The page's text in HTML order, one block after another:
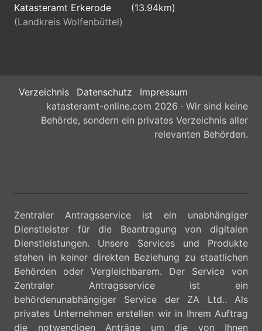
Katasteramt Erkerode
(13.94km)
(Landkreis Wolfenbüttel)
Verzeichnis Datenschutz
Impressum
katasteramt-online.com 2026 · Wir sind keine
Behörde, sondern ein privates Verzeichnis aller
relevanten Behörden.
Zentraler Antragsservice ist ein unabhängiger
Dienstleister für die Beantragung von digitalen
Dienstleistungen. Unsere Services und Produkte
stehen in keiner direkten Beziehung zu staatlichen
Behörden oder Vergleichbarem. Der Service von
Zentraler Antragsservice ist ein
behördenunabhängiger Service der ZA Ltd.. Als
privates Unternehmen erstellen wir in Ihrem Auftrag
die notwendigen Anträge um die von Ihnen